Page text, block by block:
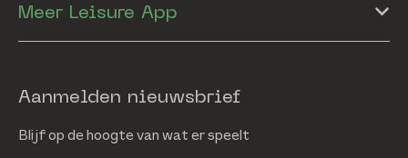
Meer Leisure App
Aanmelden nieuwsbrief
Blijf op de hoogte van wat er speelt